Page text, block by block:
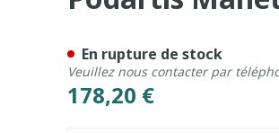
178,20 €
En rupture de stock
Veuillez nous contacter par